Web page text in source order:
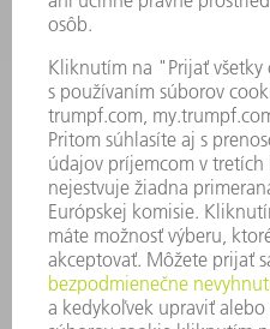
PREDSTAVENSTVO
SPRÁVA O HOSPODÁRENÍ
FIREMNÉ PRINCÍPY
ZHODA
SYSTÉM OZNAMOVANIA
SECURITY
TLAČOVÉ SPRÁVY
ČASOPISY
STABILITA
ŽIVOTNÉ PROSTREDIE & KLÍMA
SOCIÁLNE VECI & SPOLOČNOSŤ
VEDENIE PODNIKU